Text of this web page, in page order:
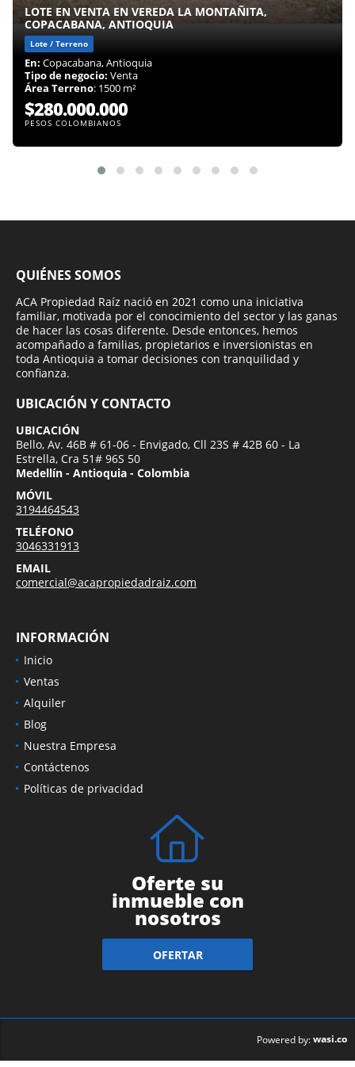
LOTE EN VENTA EN VEREDA LA MONTAÑITA,
COPACABANA, ANTIOQUIA
Lote / Terreno
En: Copacabana, Antioquia
Tipo de negocio: Venta
Área Terreno: 1500 m²
$280.000.000
PESOS COLOMBIANOS
QUIÉNES SOMOS
ACA Propiedad Raíz nació en 2021 como una iniciativa
familiar, motivada por el conocimiento del sector y las ganas
de hacer las cosas diferente. Desde entonces, hemos
acompañado a familias, propietarios e inversionistas en
toda Antioquia a tomar decisiones con tranquilidad y
confianza.
UBICACIÓN Y CONTACTO
UBICACIÓN
Bello, Av. 46B # 61-06 - Envigado, Cll 23S # 42B 60 - La
Estrella, Cra 51# 96S 50
Medellín - Antioquia - Colombia
MÓVIL
3194464543
TELÉFONO
3046331913
EMAIL
comercial@acapropiedadraiz.com
INFORMACIÓN
Inicio
Ventas
Alquiler
Blog
Nuestra Empresa
Contáctenos
Políticas de privacidad
Oferte su
inmueble con
nosotros
OFERTAR
Powered by:wasi.co